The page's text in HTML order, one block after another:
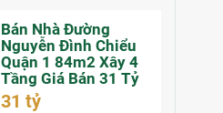
Bán Nhà Đường
Nguyễn Đình Chiểu
Quận 1 84m2 Xây 4
Tầng Giá Bán 31 Tỷ
31 tỷ